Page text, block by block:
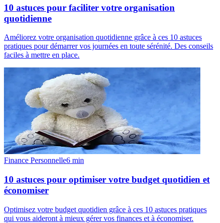
10 astuces pour faciliter votre organisation
quotidienne
Améliorez votre organisation quotidienne grâce à ces 10 astuces
pratiques pour démarrer vos journées en toute sérénité. Des conseils
faciles à mettre en place.
Finance Personnelle6 min
10 astuces pour optimiser votre budget quotidien et
économiser
Optimisez votre budget quotidien grâce à ces 10 astuces pratiques
qui vous aideront à mieux gérer vos finances et à économiser.